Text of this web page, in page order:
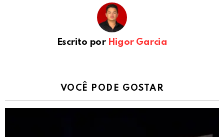
Escrito por Higor Garcia
VOCÊ PODE GOSTAR